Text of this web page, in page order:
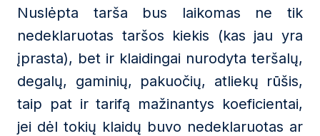
Nuslėpta tarša bus laikomas ne tik
nedeklaruotas taršos kiekis (kas jau yra
įprasta), bet ir klaidingai nurodyta teršalų,
degalų, gaminių, pakuočių, atliekų rūšis,
taip pat ir tarifą mažinantys koeficientai,
jei dėl tokių klaidų buvo nedeklaruotas ar